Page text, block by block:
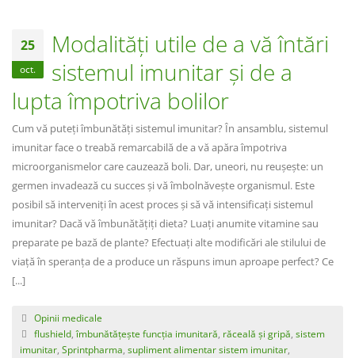
25
oct.
Modalități utile de a vă întări
sistemul imunitar și de a
lupta împotriva bolilor
Cum vă puteți îmbunătăți sistemul imunitar? În ansamblu, sistemul
imunitar face o treabă remarcabilă de a vă apăra împotriva
microorganismelor care cauzează boli. Dar, uneori, nu reușește: un
germen invadează cu succes și vă îmbolnăvește organismul. Este
posibil să interveniți în acest proces și să vă intensificați sistemul
imunitar? Dacă vă îmbunătățiți dieta? Luați anumite vitamine sau
preparate pe bază de plante? Efectuați alte modificări ale stilului de
viață în speranța de a produce un răspuns imun aproape perfect? Ce
[...]
Opinii medicale
flushield,îmbunătățește funcția imunitară răceală și gripă sistem
imunitar Sprintpharma supliment alimentar sistem imunitar